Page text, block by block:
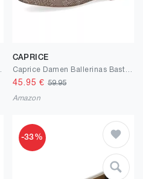
CAPRICE
45.95 € 59.95
Amazon
-33%